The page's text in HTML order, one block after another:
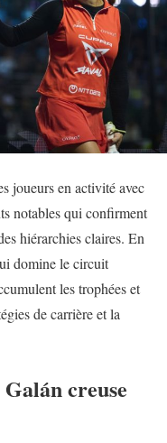
joueurs en activité avec
notables qui confirment
hiérarchies claires. En
domine le circuit
les trophées et
de carrière et la
creuse